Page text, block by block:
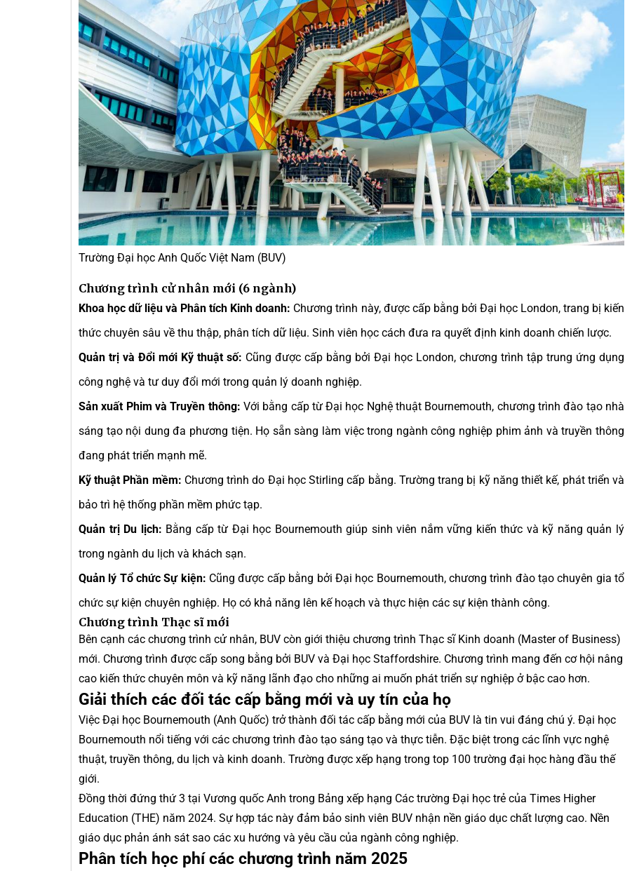
Trường Đại học Anh Quốc Việt Nam (BUV)
Chương trình cử nhân mới (6 ngành)
Khoa học dữ liệu và Phân tích Kinh doanh: Chương trình này, được cấp bằng bởi Đại học London, trang bị kiến
thức chuyên sâu về thu thập, phân tích dữ liệu. Sinh viên học cách đưa ra quyết định kinh doanh chiến lược.
Quản trị và Đổi mới Kỹ thuật số: Cũng được cấp bằng bởi Đại học London, chương trình tập trung ứng dụng
công nghệ và tư duy đổi mới trong quản lý doanh nghiệp.
Sản xuất Phim và Truyền thông: Với bằng cấp từ Đại học Nghệ thuật Bournemouth, chương trình đào tạo nhà
sáng tạo nội dung đa phương tiện. Họ sẵn sàng làm việc trong ngành công nghiệp phim ảnh và truyền thông
đang phát triển mạnh mẽ.
Kỹ thuật Phần mềm: Chương trình do Đại học Stirling cấp bằng. Trường trang bị kỹ năng thiết kế, phát triển và
bảo trì hệ thống phần mềm phức tạp.
Quản trị Du lịch: Bằng cấp từ Đại học Bournemouth giúp sinh viên nắm vững kiến thức và kỹ năng quản lý
trong ngành du lịch và khách sạn.
Quản lý Tổ chức Sự kiện: Cũng được cấp bằng bởi Đại học Bournemouth, chương trình đào tạo chuyên gia tổ
chức sự kiện chuyên nghiệp. Họ có khả năng lên kế hoạch và thực hiện các sự kiện thành công.
Chương trình Thạc sĩ mới
Bên cạnh các chương trình cử nhân, BUV còn giới thiệu chương trình Thạc sĩ Kinh doanh (Master of Business)
mới. Chương trình được cấp song bằng bởi BUV và Đại học Staffordshire. Chương trình mang đến cơ hội nâng
cao kiến thức chuyên môn và kỹ năng lãnh đạo cho những ai muốn phát triển sự nghiệp ở bậc cao hơn.
Giải thích các đối tác cấp bằng mới và uy tín của họ
Việc Đại học Bournemouth (Anh Quốc) trở thành đối tác cấp bằng mới của BUV là tin vui đáng chú ý. Đại học
Bournemouth nổi tiếng với các chương trình đào tạo sáng tạo và thực tiễn. Đặc biệt trong các lĩnh vực nghệ
thuật, truyền thông, du lịch và kinh doanh. Trường được xếp hạng trong top 100 trường đại học hàng đầu thế
giới.
Đồng thời đứng thứ 3 tại Vương quốc Anh trong Bảng xếp hạng Các trường Đại học trẻ của Times Higher
Education (THE) năm 2024. Sự hợp tác này đảm bảo sinh viên BUV nhận nền giáo dục chất lượng cao. Nền
giáo dục phản ánh sát sao các xu hướng và yêu cầu của ngành công nghiệp.
Phân tích học phí các chương trình năm 2025